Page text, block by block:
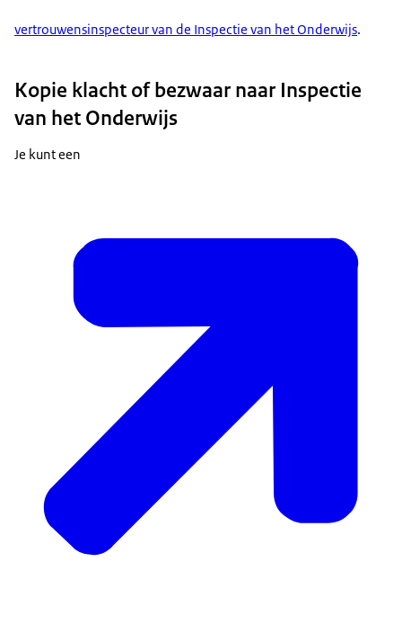
vertrouwensinspecteur van de Inspectie van het Onderwijs.
Kopie klacht of bezwaar naar Inspectie
van het Onderwijs
Je kunt een